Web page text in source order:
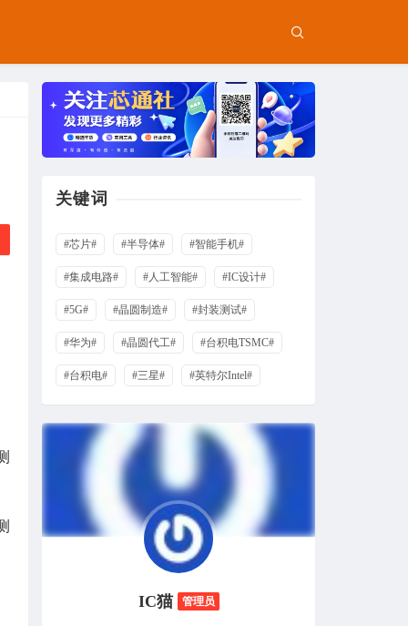
关键词
#芯片# #半导体# #智能手机#
#集成电路# #人工智能# #IC设计#
#5G# #晶圆制造# #封装测试#
#华为# #晶圆代工# #台积电TSMC#
#台积电# #三星# #英特尔Intel#
IC猫 管理员